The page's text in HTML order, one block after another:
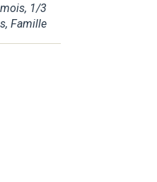
, 1/3
,Famille